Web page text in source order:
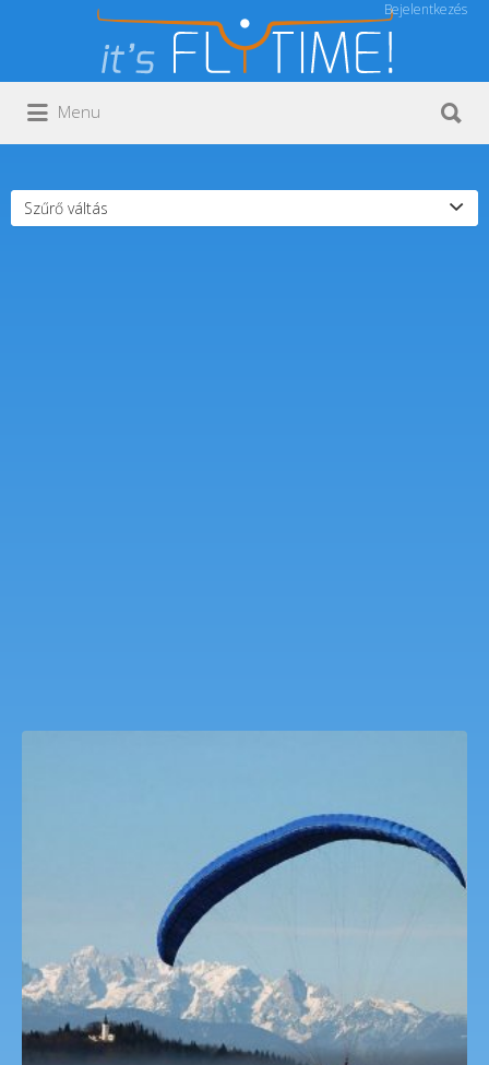
Bejelentkezés
Keresés:
Menu
Szűrő váltás
Kezdj ősszel siklóernyős tanfolyamot
89,000 Ft